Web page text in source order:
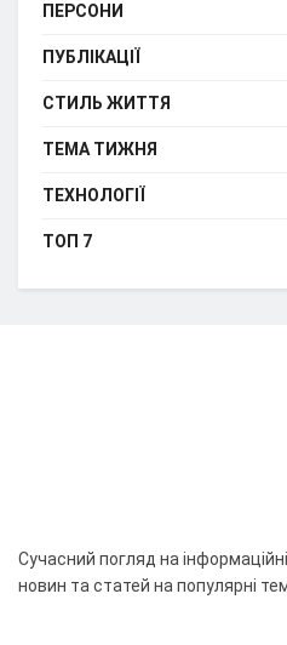
ПЕРСОНИ
ПУБЛІКАЦІЇ
СТИЛЬ ЖИТТЯ
ТЕМА ТИЖНЯ
ТЕХНОЛОГІЇ
ТОП 7
Сучасний погляд на
новин та статей на популярні